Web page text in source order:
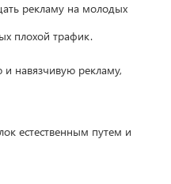
рекламу на молодых
плохой трафик.
навязчивую рекламу,
естественным путем и